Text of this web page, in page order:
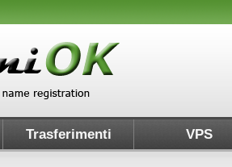
Trasferimenti VPS